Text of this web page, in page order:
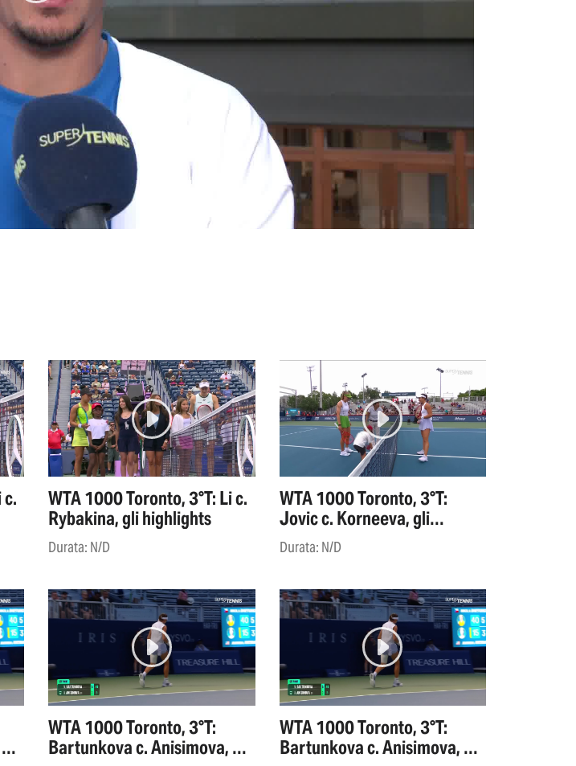
WTA 1000 Toronto, 3°T: Li c.
Rybakina, gli highlights
Durata: N/D
WTA 1000 Toronto, 3°T:
Jovic c. Korneeva, gli
highlights
Durata: N/D
WTA 1000 Toronto, 3°T:
Bartunkova c. Anisimova, gli
WTA 1000 Toronto, 3°T:
Bartunkova c. Anisimova, gli